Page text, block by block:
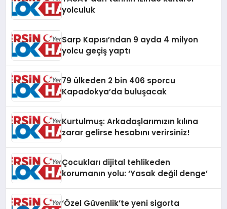
yolculuk
Sarp Kapısı’ndan 9 ayda 4 milyon
yolcu geçiş yaptı
79 ülkeden 2 bin 406 sporcu
Kapadokya’da buluşacak
Kurtulmuş: Arkadaşlarımızın kılına
zarar gelirse hesabını verirsiniz!
Çocukları dijital tehlikeden
korumanın yolu: ‘Yasak değil denge’
‘Özel Güvenlik’te yeni sigorta